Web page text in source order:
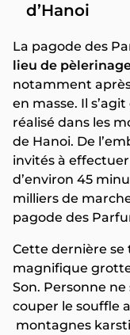
d’Hanoi
La pagode des
lieu de
notamment
en masse. Il
réalisé dans les
de Hanoi. De
invités à
d’environ 45
milliers de
pagode des
Cette dernière se
magnifique
Son. Personne
couper le souffle
montagnes